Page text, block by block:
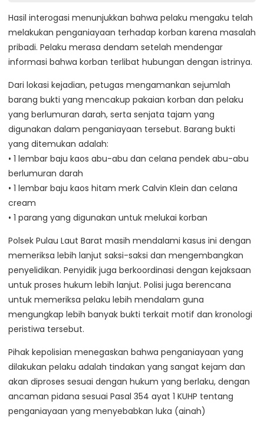
Hasil interogasi menunjukkan bahwa pelaku mengaku telah
melakukan penganiayaan terhadap korban karena masalah
pribadi. Pelaku merasa dendam setelah mendengar
informasi bahwa korban terlibat hubungan dengan istrinya.
Dari lokasi kejadian, petugas mengamankan sejumlah
barang bukti yang mencakup pakaian korban dan pelaku
yang berlumuran darah, serta senjata tajam yang
digunakan dalam penganiayaan tersebut. Barang bukti
yang ditemukan adalah:
• 1 lembar baju kaos abu-abu dan celana pendek abu-abu
berlumuran darah
• 1 lembar baju kaos hitam merk Calvin Klein dan celana
cream
• 1 parang yang digunakan untuk melukai korban
Polsek Pulau Laut Barat masih mendalami kasus ini dengan
memeriksa lebih lanjut saksi-saksi dan mengembangkan
penyelidikan. Penyidik juga berkoordinasi dengan kejaksaan
untuk proses hukum lebih lanjut. Polisi juga berencana
untuk memeriksa pelaku lebih mendalam guna
mengungkap lebih banyak bukti terkait motif dan kronologi
peristiwa tersebut.
Pihak kepolisian menegaskan bahwa penganiayaan yang
dilakukan pelaku adalah tindakan yang sangat kejam dan
akan diproses sesuai dengan hukum yang berlaku, dengan
ancaman pidana sesuai Pasal 354 ayat 1 KUHP tentang
penganiayaan yang menyebabkan luka (ainah)